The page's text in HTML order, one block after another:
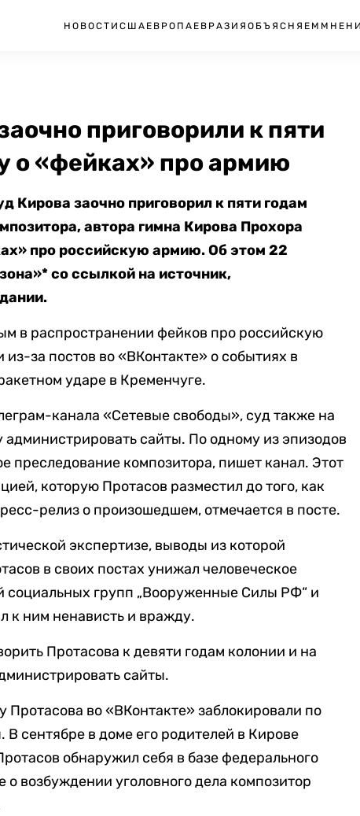
НОВОСТИ США ЕВРОПА ЕВРАЗИЯ ОБЪЯСНЯЕМ
приговорили к пяти
о «фейках» про армию
Кировазаочно приговорил к пяти годам
автора гимна Кирова Прохора
про российскую армию. Об этом 22
со ссылкой на источник,
в распространении фейков про российскую
за постов во «ВКонтакте» о событиях в
ударе в Кременчуге.
канала «Сетевые свободы», суд также на
администрировать сайты. По одному из эпизодов
преследование композитора, пишет канал. Этот
которую Протасов разместил до того, как
релиз о произошедшем, отмечается в посте.
экспертизе, выводы из которой
в своих постах унижал человеческое
социальных групп „Вооруженные Силы РФ“ и
к ним ненависть и вражду.
Протасова к девяти годам колонии и на
сайты.
Протасова во «ВКонтакте» заблокировали по
сентябре в доме его родителей в Кирове
обнаружил себя в базе федерального
возбуждении уголовного дела композитор